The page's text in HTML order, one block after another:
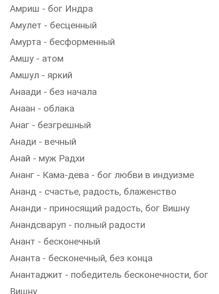
Амриш - бог Индра
Амулет - бесценный
Амурта - бесформенный
Амшу - атом
Амшул - яркий
Анаади - без начала
Анаан - облака
Анаг - безгрешный
Анади - вечный
Анай - муж Радхи
Ананг - Кама-дева - бог любви в индуизме
Ананд - счастье, радость, блаженство
Ананди - приносящий радость, бог Вишну
Анандсваруп - полный радости
Анант - бесконечный
Ананта - бесконечный, без конца
Анантаджит - победитель бесконечности, бог
Вишну